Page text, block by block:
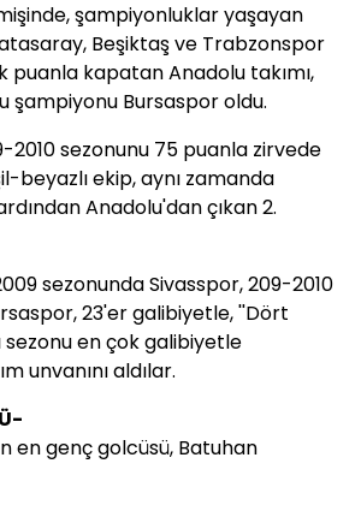
şampiyonluklar yaşayan
Beşiktaş ve Trabzonspor
puanla kapatan Anadolu takımı,
şampiyonu Bursaspor oldu.
2010 sezonunu 75 puanla zirvede
beyazlı ekip, aynı zamanda
Anadolu'dan çıkan 2.
sezonunda Sivasspor, 209-2010
23'er galibiyetle, ''Dört
sezonu en çok galibiyetle
unvanını aldılar.
en genç golcüsü, Batuhan